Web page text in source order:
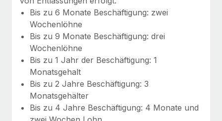
Mehr erfahren
Bis zu 6 Monate Beschäftigung: zwei
Wochenlöhne
Bis zu 9 Monate Beschäftigung: drei
Wochenlöhne
Bis zu 1 Jahr der Beschäftigung: 1
Monatsgehalt
Bis zu 2 Jahre Beschäftigung: 3
Monatsgehälter
Bis zu 4 Jahre Beschäftigung: 4 Monate und